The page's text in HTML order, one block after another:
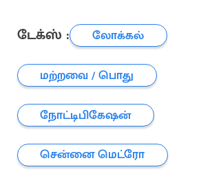
டேக்ஸ் :
லோக்கல்
மற்றவை / பொது
நோட்டிபிகேஷன்
சென்னை மெட்ரோ